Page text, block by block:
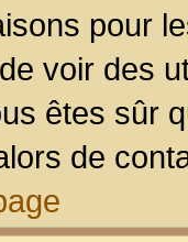
pour
voir des
êtes sûr
de